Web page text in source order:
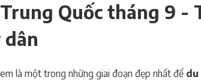
Quốc tháng 9 -
dân
là một trong những giai đoạn đẹp nhất để du